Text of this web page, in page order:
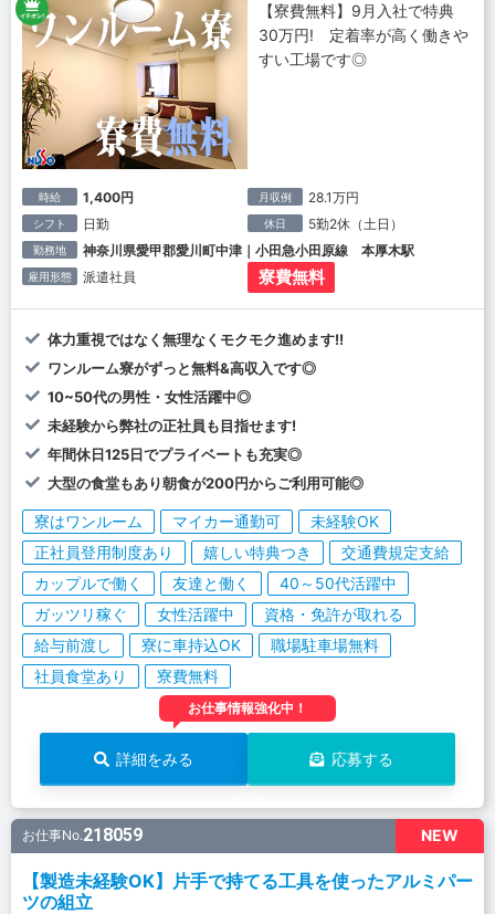
【寮費無料】9月入社で特典
30万円! 定着率が高く働きや
すい工場です◎
時給 1,400円 月収例 28.1万円
シフト 日勤 休日 5勤2休（土日）
勤務地 神奈川県愛甲郡愛川町中津｜小田急小田原線 本厚木駅
雇用形態 派遣社員 寮費無料
体力重視ではなく無理なくモクモク進めます!!
ワンルーム寮がずっと無料&高収入です◎
10~50代の男性・女性活躍中◎
未経験から弊社の正社員も目指せます!
年間休日125日でプライベートも充実◎
大型の食堂もあり朝食が200円からご利用可能◎
寮はワンルーム マイカー通勤可
未経験OK
正社員登用制度あり
嬉しい特典つき
交通費規定支給
カップルで働く
友達と働く
40～50代活躍中
ガッツリ稼ぐ
女性活躍中
資格・免許が取れる
給与前渡し
寮に車持込OK
職場駐車場無料
社員食堂あり
寮費無料
お仕事情報強化中！
詳細をみる 応募する
NEW
お仕事No.218059
【製造未経験OK】片手で持てる工具を使ったアルミパー
ツの組立